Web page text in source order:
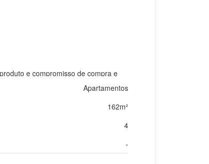
e compromisso de compra e
mercado ou variações de preços
paisagístico. Área privativa
ou armários. Mais informações, vide
Apartamentos
162m²
4
-